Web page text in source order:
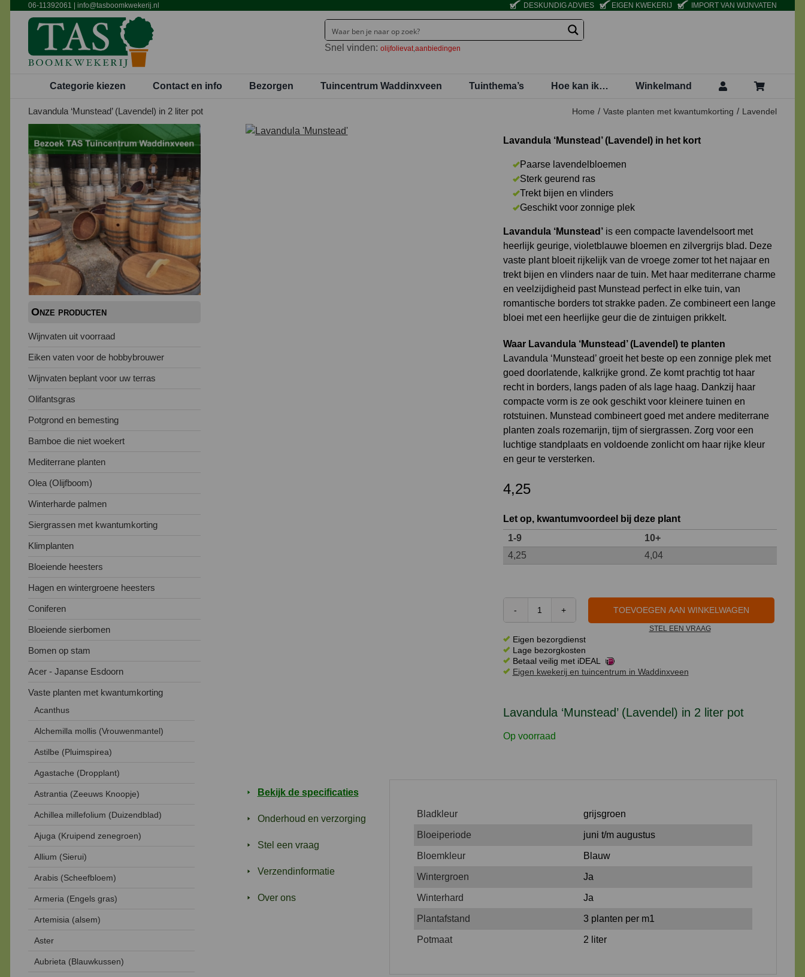
06-11392061 info@tasboomkwekerij.nl DESKUNDIG ADVIES EIGEN KWEKERIJ IMPORT VAN WIJNVATEN
Snel vinden: olijfolievat aanbiedingen
Categorie kiezen Contact en info Bezorgen Tuincentrum Waddinxveen Tuinthema’s Hoe kan ik… Winkelmand
Lavandula ‘Munstead’ (Lavendel) in 2 liter pot Home Vaste planten met kwantumkorting Lavendel
Lavandula ‘Munstead’ (Lavendel) in 2 liter pot
Lavandula ‘Munstead’ (Lavendel) in het kort
Paarse lavendelbloemen
Sterk geurend ras
Trekt bijen en vlinders
Geschikt voor zonnige plek
Lavandula ‘Munstead’is een compacte lavendelsoort met
heerlijk geurige, violetblauwe bloemen en zilvergrijs blad. Deze
vaste plant bloeit rijkelijk van de vroege zomer tot het najaar en
trekt bijen en vlinders naar de tuin. Met haar mediterrane charme
en veelzijdigheid past Munstead perfect in elke tuin, van
romantische borders tot strakke paden. Ze combineert een lange
bloei met een heerlijke geur die de zintuigen prikkelt.
Waar Lavandula ‘Munstead’ (Lavendel) te planten
Lavandula ‘Munstead’ groeit het beste op een zonnige plek met
goed doorlatende, kalkrijke grond. Ze komt prachtig tot haar
recht in borders, langs paden of als lage haag. Dankzij haar
compacte vorm is ze ook geschikt voor kleinere tuinen en
rotstuinen. Munstead combineert goed met andere mediterrane
planten zoals rozemarijn, tijm of siergrassen. Zorg voor een
luchtige standplaats en voldoende zonlicht om haar rijke kleur
en geur te versterken.
4,25
Op voorraad
Let op, kwantumvoordeel bij deze plant
1-9
10+
4,25
4,04
Lavandula
(Lavendel)
in
2
aantal
TOEVOEGEN AAN WINKELWAGEN
STEL EEN VRAAG
Eigen bezorgdienst
Lage bezorgkosten
Betaal veilig met iDEAL
Eigen kwekerij en tuincentrum in Waddinxveen
Bekijk de specificaties
Onderhoud en verzorging
Stel een vraag
Verzendinformatie
Over ons
Bladkleur grijsgroen
Bloeiperiode juni t/m augustus
Bloemkleur Blauw
Wintergroen Ja
Winterhard Ja
Plantafstand 3 planten per m1
Potmaat 2 liter
Onze producten
Wijnvaten uit voorraad
Eiken vaten voor de hobbybrouwer
Wijnvaten beplant voor uw terras
Olifantsgras
Potgrond en bemesting
Bamboe die niet woekert
Mediterrane planten
Olea (Olijfboom)
Winterharde palmen
Siergrassen met kwantumkorting
Klimplanten
Bloeiende heesters
Hagen en wintergroene heesters
Coniferen
Bloeiende sierbomen
Bomen op stam
Acer - Japanse Esdoorn
Vaste planten met kwantumkorting
Acanthus
Alchemilla mollis (Vrouwenmantel)
Astilbe (Pluimspirea)
Agastache (Dropplant)
Astrantia (Zeeuws Knoopje)
Achillea millefolium (Duizendblad)
Ajuga (Kruipend zenegroen)
Allium (Sierui)
Arabis (Scheefbloem)
Armeria (Engels gras)
Artemisia (alsem)
Aster
Aubrieta (Blauwkussen)